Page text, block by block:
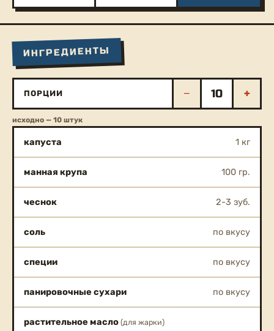
ИНГРЕДИЕНТЫ
ПОРЦИИ − +
исходно — 10 штук
капуста 1 кг
манная крупа 100 гр.
чеснок 2-3 зуб.
соль по вкусу
специи по вкусу
панировочные сухари по вкусу
растительное масло (для жарки)